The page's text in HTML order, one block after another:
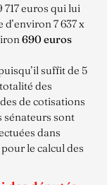
717 euros qui lui
7 637 x
690 euros
suffit de 5
des
de cotisations
sénateurs sont
dans
le calcul des